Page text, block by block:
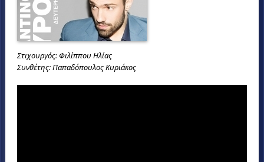
Στιχουργός: Φιλίππου Ηλίας
Συνθέτης: Παπαδόπουλος Κυριάκος